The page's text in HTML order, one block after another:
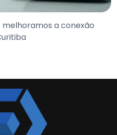
melhoramos a conexão